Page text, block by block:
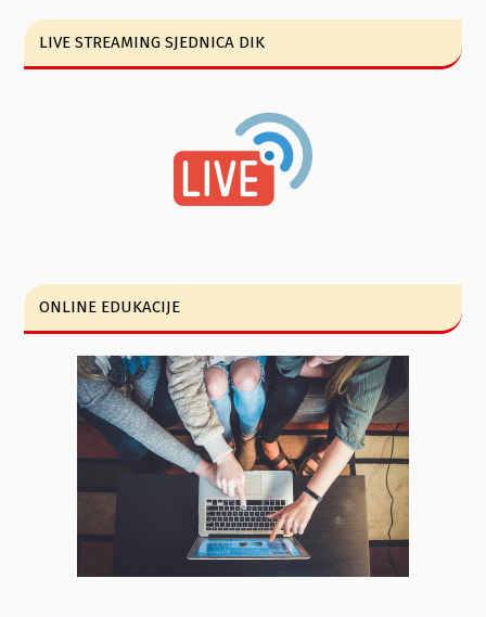
LIVE STREAMING SJEDNICA DIK
ONLINE EDUKACIJE